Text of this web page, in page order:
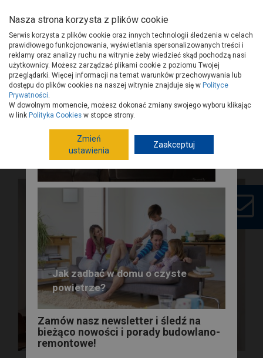
Strona główna Porady Budowa i remont
Okna
Jak prawidłowo dobrać okno do płaskiego dachu?
Jak prawidłowo dobrać okno do
płaskiego dachu?
Okna i wyłazy dachowe przeznaczone do stropodachów oraz na
połacie o małym kącie nachylenia to funkcjonalne i efektowne
rozwiązania, które sprawdzają się także w budynkach pasywnych.
Przygotowanie podłóg pod
okładziny
Jak zadbać w domu o czyste
powietrze?
Zamów nasz newsletter i śledź na
bieżąco nowości i porady budowlano-
remontowe!
Nasza strona korzysta z plików cookie
Serwis korzysta z plików cookie oraz innych technologii śledzenia w celach
prawidłowego funkcjonowania, wyświetlania spersonalizowanych treści i
reklamy oraz analizy ruchu na witrynie żeby wiedzieć skąd pochodzą nasi
użytkownicy. Możesz zarządzać plikami cookie z poziomu Twojej
przeglądarki. Więcej informacji na temat warunków przechowywania lub
dostępu do plików cookies na naszej witrynie znajduje się w Polityce
Prywatności.
W dowolnym momencie, możesz dokonać zmiany swojego wyboru klikając
w link Polityka Cookies w stopce strony.
Zmień
ustawienia
Zaakceptuj